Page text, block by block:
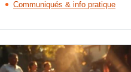
Communiqués & info pratique